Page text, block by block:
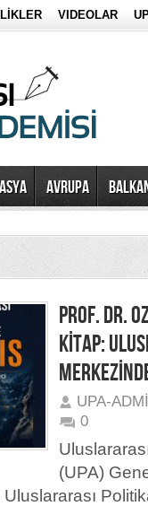
VIDEOLAR
ASYA AVRUPA
PROF. DR.
KİTAP:
UPA-
0
(UPA)